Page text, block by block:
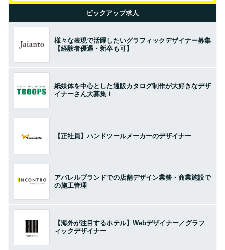
ピックアップ求人
様々な表現で活躍したいグラフィックデザイナー募集
【経験者優遇・新卒も可】
紙媒体を中心とした通販カタログ制作が大好きなデザ
イナーさん大募集！
【正社員】ハンドツールメーカーのデザイナー
アパレルブランドでの店舗デザイン業務・商業施設で
の施工管理
【海外が注目するホテル】Webデザイナー／グラフ
ィックデザイナー